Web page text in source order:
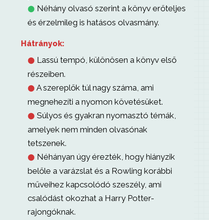
⬤ Néhány olvasó szerint a könyv erőteljes
és érzelmileg is hatásos olvasmány.
Hátrányok:
⬤ Lassú tempó, különösen a könyv első
részeiben.
⬤ A szereplők túl nagy száma, ami
megnehezíti a nyomon követésüket.
⬤ Súlyos és gyakran nyomasztó témák,
amelyek nem minden olvasónak
tetszenek.
⬤ Néhányan úgy érezték, hogy hiányzik
belőle a varázslat és a Rowling korábbi
műveihez kapcsolódó szeszély, ami
csalódást okozhat a Harry Potter-
rajongóknak.